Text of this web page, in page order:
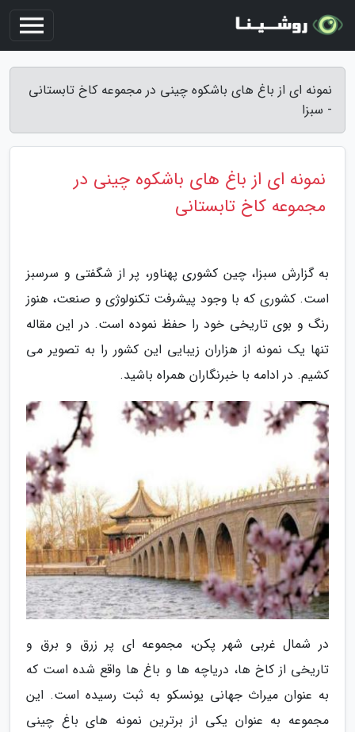
نمونه ای از باغ های باشکوه چینی در مجموعه کاخ تابستانی
- سبزا
نمونه ای از باغ های باشکوه چینی در
مجموعه کاخ تابستانی
به گزارش سبزا، چین کشوری پهناور، پر از شگفتی و سرسبز
است. کشوری که با وجود پیشرفت تکنولوژی و صنعت، هنوز
رنگ و بوی تاریخی خود را حفظ نموده است. در این مقاله
تنها یک نمونه از هزاران زیبایی این کشور را به تصویر می
کشیم. در ادامه با خبرنگاران همراه باشید.
در شمال غربی شهر پکن، مجموعه ای پر زرق و برق و
تاریخی از کاخ ها، دریاچه ها و باغ ها واقع شده است که
به عنوان میراث جهانی یونسکو به ثبت رسیده است. این
مجموعه به عنوان یکی از برترین نمونه های باغ چینی